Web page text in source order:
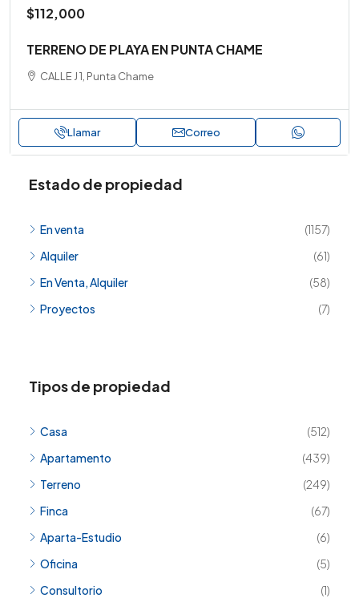
$112,000
TERRENO DE PLAYA EN PUNTA CHAME
CALLE J 1, Punta Chame
Llamar Correo
Estado de propiedad
En venta
(1157)
Alquiler
(61)
En Venta, Alquiler
(58)
Proyectos
(7)
Tipos de propiedad
Casa
(512)
Apartamento
(439)
Terreno
(249)
Finca
(67)
Aparta-Estudio
(6)
Oficina
(5)
Consultorio
(1)